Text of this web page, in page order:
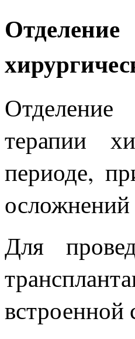
Отделение
терапии
периоде,
осложнений
Для
встроенной